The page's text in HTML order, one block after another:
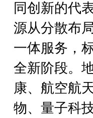
同创新的代
源从分散布
一体服务，
全新阶段。
康、航空航
物、量子科